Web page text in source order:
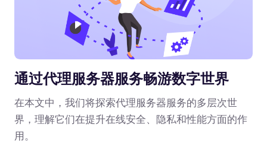
通过代理服务器服务畅游数字世界
在本文中，我们将探索代理服务器服务的多层次世
界，理解它们在提升在线安全、隐私和性能方面的作
用。